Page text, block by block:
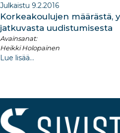
Julkaistu 9.2.2016
Korkeakoulujen määrästä,
jatkuvasta uudistumisesta
Avainsanat:
Heikki Holopainen
Lue lisää...